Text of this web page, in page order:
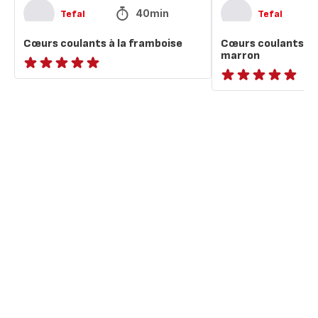
Tefal 40min
Cœurs coulants à la framboise
ratings.NaN
Tefal
Cœurs coulants à
marron
ratings.NaN